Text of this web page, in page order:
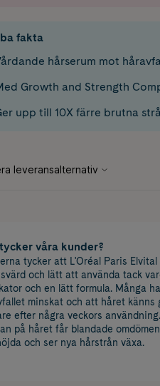
fakta
hårserum mot
Growth and Strength
upp till 10X färre brutna
våra kunder?
tycker att L'Oréal Paris
och lätt att använda tack
och en lätt formula. Många
minskat och att håret känns
efter några veckors
på håret får blandade
och ser nya hårstrån växa.